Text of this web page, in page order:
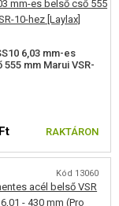
6,03 mm-es
555 mm Marui VSR-
RAKTÁRON
Kód 13060